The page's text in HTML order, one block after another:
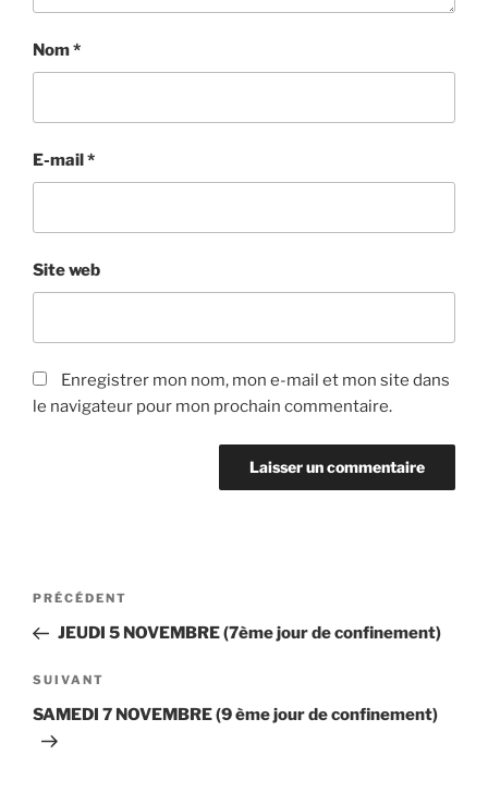
Nom*
E-mail *
Site web
Enregistrer mon nom, mon e-mail et mon site dans
le navigateur pour mon prochain commentaire.
Navigation
l’article
Article
précédent
PRÉCÉDENT
JEUDI 5 NOVEMBRE (7ème jour de confinement)
Article
suivant
SUIVANT
SAMEDI 7 NOVEMBRE (9 ème jour de confinement)